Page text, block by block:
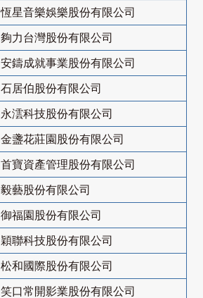
恆星音樂娛樂股份有限公司
夠力台灣股份有限公司
安鑄成就事業股份有限公司
石居伯股份有限公司
永澐科技股份有限公司
金盞花莊園股份有限公司
首寶資產管理股份有限公司
毅藝股份有限公司
御福園股份有限公司
穎聯科技股份有限公司
松和國際股份有限公司
笑口常開影業股份有限公司